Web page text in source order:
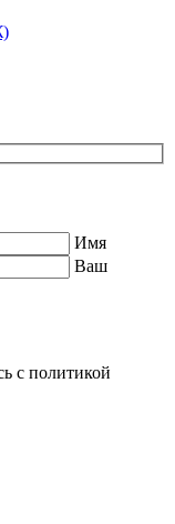
Имя
Ваш
с политикой